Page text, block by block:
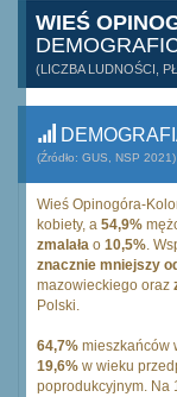
WIEŚ
(LICZBA LUDNOŚCI,
(Źródło: GUS, NSP 2021)
Wieś Opinogóra-
kobiety, a 54,9%
zmalała o 10,5%.
znacznie mniejszy od
mazowieckiego oraz
Polski.
64,7% mieszkańców
19,6% w wieku
poprodukcyjnym. Na